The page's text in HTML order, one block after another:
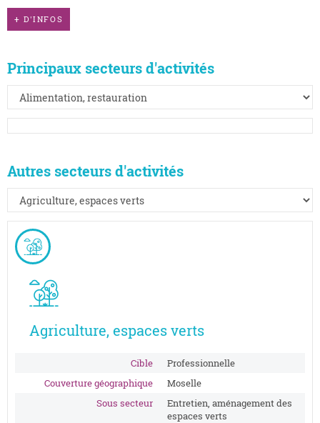
+ D'INFOS
Principaux secteurs d'activités
Autres secteurs d'activités
Agriculture, espaces verts
Cible
Professionnelle
Couverture géographique
Moselle
Sous secteur
Entretien, aménagement des
espaces verts